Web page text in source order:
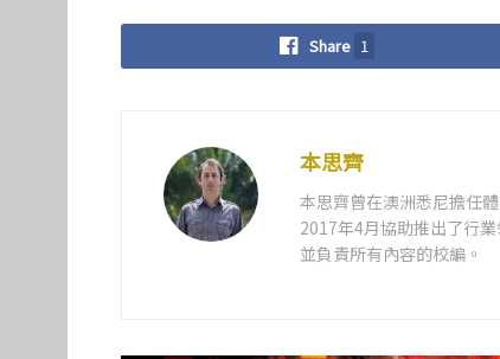
Share 1
本思齊
本思齊曾在澳洲悉尼擔任
2017年4月協助推出了行
並負責所有內容的校編。